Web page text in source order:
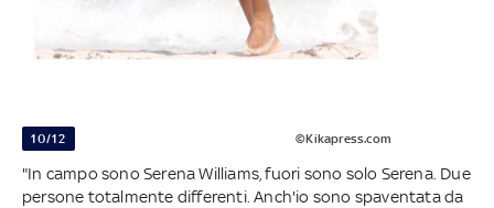
10/12 ©Kikapress.com
"In campo sono Serena Williams, fuori sono solo Serena. Due
persone totalmente differenti. Anch'io sono spaventata da